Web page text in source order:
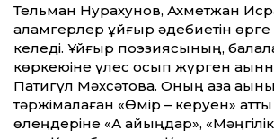
Тельман Нурахунов, Ахметжан
қаламгерлер ұйғыр әдебиетін өрге
келеді. Ұйғыр поэзиясының,
көркеюіне үлес қосып жүрген
Патигүл Мәхсәтова. Оның қазақ
тәржімалаған «Өмір – керуен»
өлеңдеріне «Ақ қайыңдар»,